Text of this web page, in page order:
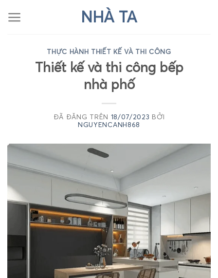
đến
NHÀ TA
THỰC HÀNH THIẾT KẾ VÀ THI CÔNG
Thiết kế và thi công bếp
nhà phố
ĐÃ ĐĂNG TRÊN 18/07/2023 BỞI
NGUYENCANH868